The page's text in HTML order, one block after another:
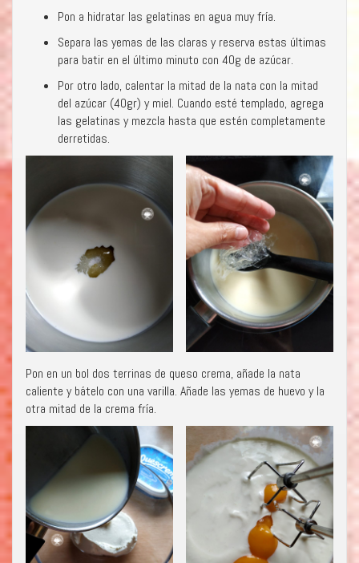
Pon a hidratar las gelatinas en agua muy fría.
Separa las yemas de las claras y reserva estas últimas
para batir en el último minuto con 40g de azúcar.
Por otro lado, calentar la mitad de la nata con la mitad
del azúcar (40gr) y miel. Cuando esté templado, agrega
las gelatinas y mezcla hasta que estén completamente
derretidas.
Pon en un bol dos terrinas de queso crema, añade la nata
caliente y bátelo con una varilla. Añade las yemas de huevo y la
otra mitad de la crema fría.